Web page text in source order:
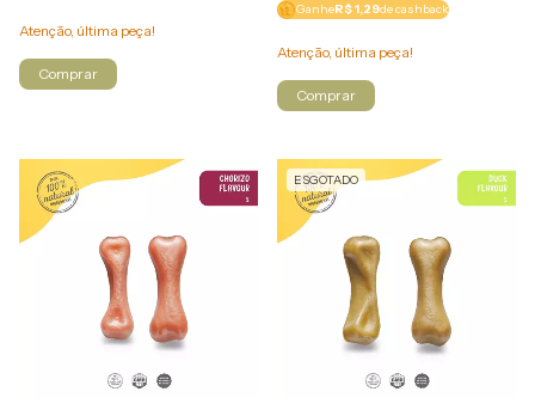
Atenção, última peça!
GanheR$ 1,29de cashback
Atenção, última peça!
ESGOTADO